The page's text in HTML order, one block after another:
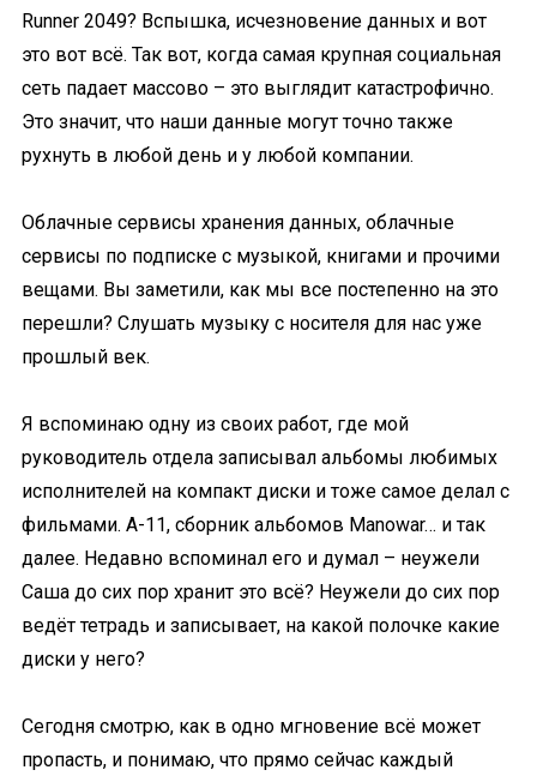
Runner 2049? Вспышка, исчезновение данных и вот
это вот всё. Так вот, когда самая крупная социальная
сеть падает массово – это выглядит катастрофично.
Это значит, что наши данные могут точно также
рухнуть в любой день и у любой компании.
Облачные сервисы хранения данных, облачные
сервисы по подписке с музыкой, книгами и прочими
вещами. Вы заметили, как мы все постепенно на это
перешли? Слушать музыку с носителя для нас уже
прошлый век.
Я вспоминаю одну из своих работ, где мой
руководитель отдела записывал альбомы любимых
исполнителей на компакт диски и тоже самое делал с
фильмами. А-11, сборник альбомов Manowar… и так
далее. Недавно вспоминал его и думал – неужели
Саша до сих пор хранит это всё? Неужели до сих пор
ведёт тетрадь и записывает, на какой полочке какие
диски у него?
Сегодня смотрю, как в одно мгновение всё может
пропасть, и понимаю, что прямо сейчас каждый